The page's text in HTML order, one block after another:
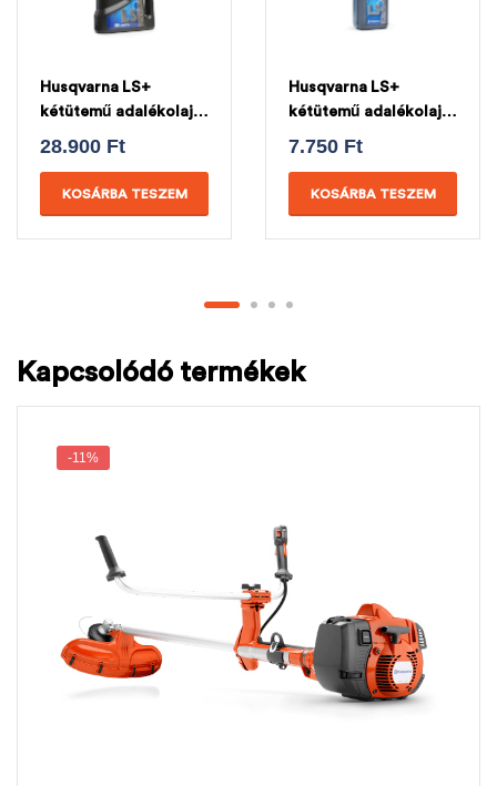
Husqvarna LS+
kétütemű adalékolaj
4L
28.900 Ft
KOSÁRBA TESZEM
Husqvarna LS+
kétütemű adalékolaj
1L
7.750 Ft
KOSÁRBA TESZEM
Kapcsolódó termékek
-11%